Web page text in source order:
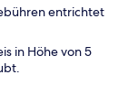
entrichtet
in Höhe von 5